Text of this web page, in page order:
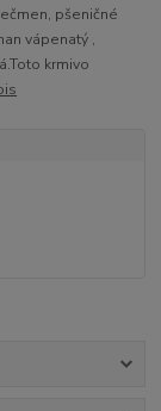
pšeničné
vápenatý ,
krmivo